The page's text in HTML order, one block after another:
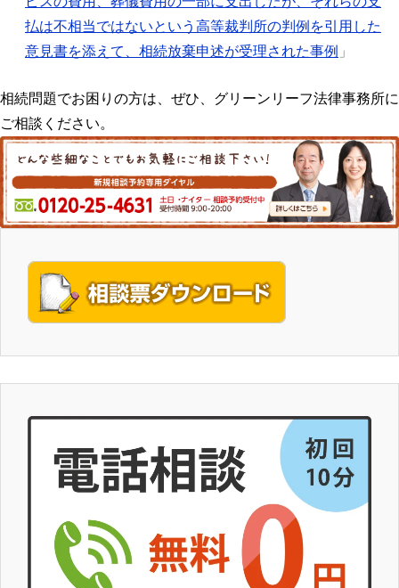
払は不相当ではないという高等裁判所の判例を引用した
意見書を添えて、相続放棄申述が受理された事例 」
相続問題でお困りの方は、ぜひ、グリーンリーフ法律事務所に
ご相談ください。